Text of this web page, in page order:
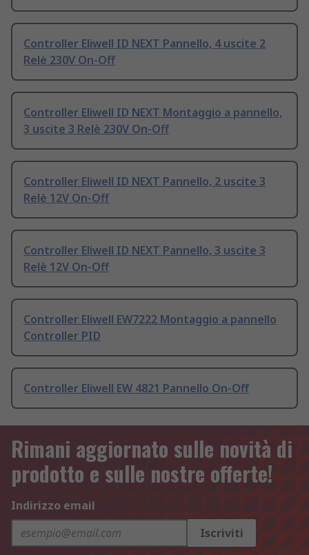
Controller Eliwell ID NEXT Pannello, 4 uscite 2
Relè 230V On-Off
Controller Eliwell ID NEXT Montaggio a pannello,
3 uscite 3 Relè 230V On-Off
Controller Eliwell ID NEXT Pannello, 2 uscite 3
Relè 12V On-Off
Controller Eliwell ID NEXT Pannello, 3 uscite 3
Relè 12V On-Off
Controller Eliwell EW7222 Montaggio a pannello
Controller PID
Controller Eliwell EW 4821 Pannello On-Off
Rimani aggiornato sulle novità di
prodotto e sulle nostre offerte!
Indirizzo email
Iscriviti